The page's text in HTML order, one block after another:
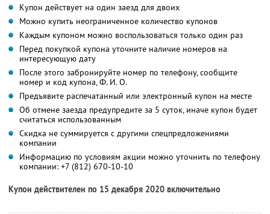
Купон действует на один заезд для двоих
Можно купить неограниченное количество купонов
Каждым купоном можно воспользоваться только один раз
Перед покупкой купона уточните наличие номеров на
интересующую дату
После этого забронируйте номер по телефону, сообщите
номер и код купона,Ф. И. О.
Предъявите распечатанный или электронный купон на месте
Об отмене заезда предупредите за 5 суток, иначе купон будет
считаться использованным
Скидка не суммируется с другими спецпредложениями
компании
Информацию по условиям акции можно уточнить по телефону
компании: +7 (812) 670-10-10
Купон действителен по 15 декабря 2020 включительно